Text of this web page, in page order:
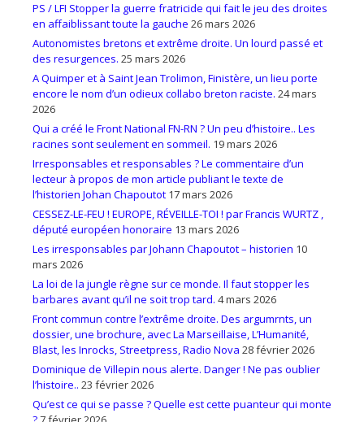
PS / LFI Stopper la guerre fratricide qui fait le jeu des droites
en affaiblissant toute la gauche 26 mars 2026
Autonomistes bretons et extrême droite. Un lourd passé et
des resurgences. 25 mars 2026
A Quimper et à Saint Jean Trolimon, Finistère, un lieu porte
encore le nom d’un odieux collabo breton raciste. 24 mars
2026
Qui a créé le Front National FN-RN ? Un peu d’histoire.. Les
racines sont seulement en sommeil. 19 mars 2026
Irresponsables et responsables ? Le commentaire d’un
lecteur à propos de mon article publiant le texte de
l’historien Johan Chapoutot 17 mars 2026
CESSEZ-LE-FEU ! EUROPE, RÉVEILLE-TOI ! par Francis WURTZ ,
député européen honoraire 13 mars 2026
Les irresponsables par Johann Chapoutot – historien 10
mars 2026
La loi de la jungle règne sur ce monde. Il faut stopper les
barbares avant qu’il ne soit trop tard. 4 mars 2026
Front commun contre l’extrême droite. Des argumrnts, un
dossier, une brochure, avec La Marseillaise, L’Humanité,
Blast, les Inrocks, Streetpress, Radio Nova 28 février 2026
Dominique de Villepin nous alerte. Danger ! Ne pas oublier
l’histoire.. 23 février 2026
Qu’est ce qui se passe ? Quelle est cette puanteur qui monte